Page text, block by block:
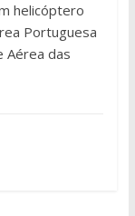
helicóptero
Portuguesa
Aérea das